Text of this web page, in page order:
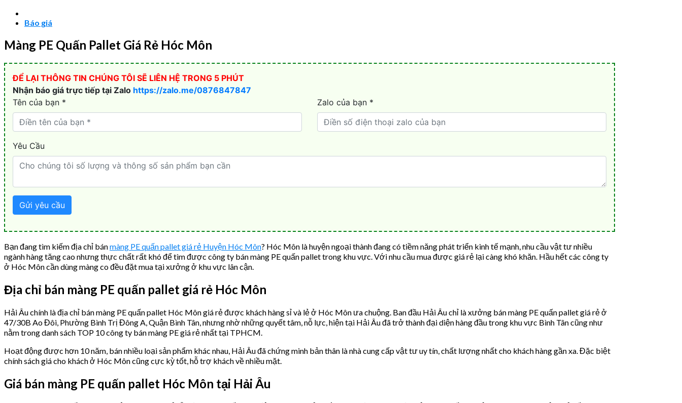
Báo giá
Màng PE Quấn Pallet Giá Rẻ Hóc Môn
Bạn đang tìm kiếm địa chỉ bánmàng PE quấn pallet giá rẻ Huyện Hóc Môn? Hóc Môn là huyện ngoại thành đang có tiềm năng phát triển kinh tế mạnh, nhu cầu vật tư nhiều
ngành hàng tăng cao nhưng thực chất rất khó để tìm được công ty bán màng PE quấn pallet trong khu vực. Với nhu cầu mua được giá rẻ lại càng khó khăn. Hầu hết các công ty
ở Hóc Môn cần dùng màng co đều đặt mua tại xưởng ở khu vực lân cận.
Địa chỉ bán màng PE quấn pallet giá rẻ Hóc Môn
Hải Âu chính là địa chỉ bán màng PE quấn pallet Hóc Môn giá rẻ được khách hàng sỉ và lẻ ở Hóc Môn ưa chuộng. Ban đầu Hải Âu chỉ là xưởng bán màng PE quấn pallet giá rẻ ở
47/30B Ao Đôi, Phường Bình Trị Đông A, Quận Bình Tân, nhưng nhờ những quyết tâm, nỗ lực, hiện tại Hải Âu đã trở thành đại diện hàng đầu trong khu vực Bình Tân cũng như
nằm trong danh sách TOP 10 công ty bán màng PE giá rẻ nhất tại TPHCM.
Hoạt động được hơn 10 năm, bán nhiều loại sản phẩm khác nhau, Hải Âu đã chứng minh bản thân là nhà cung cấp vật tư uy tín, chất lượng nhất cho khách hàng gần xa. Đặc biệt
chính sách giá cho khách ở Hóc Môn cũng cực kỳ tốt, hỗ trợ khách về nhiều mặt.
Giá bán màng PE quấn pallet Hóc Môn tại Hải Âu